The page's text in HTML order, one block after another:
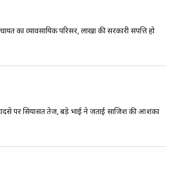
का व्यावसायिक परिसर, लाखों की सरकारी संपत्ति हो
पर सियासत तेज, बड़े भाई ने जताई साजिश की आशंका